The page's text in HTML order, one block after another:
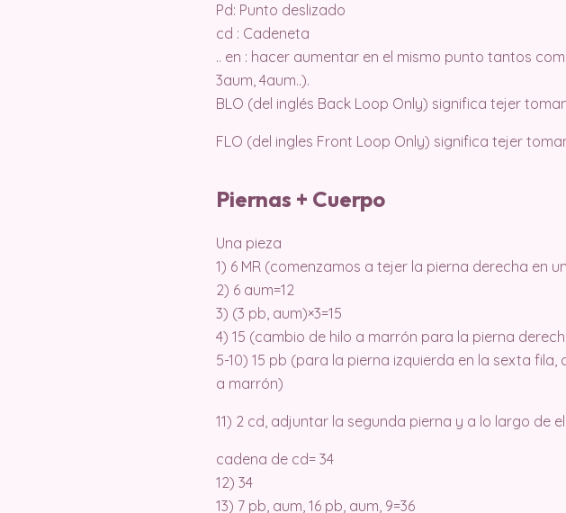
Pd: Punto deslizado
cd : Cadeneta
.. en : hacer aumentar en el mismo punto tantos
3aum, 4aum..).
BLO (del inglés Back Loop Only) significa tejer
FLO (del ingles Front Loop Only) significa tejer
Piernas + Cuerpo
Una pieza
1) 6 MR (comenzamos a tejer la pierna derecha en
2) 6 aum=12
3) (3 pb, aum)×3=15
4) 15 (cambio de hilo a marrón para la pierna
5-10) 15 pb (para la pierna izquierda en la sexta
a marrón)
11) 2 cd, adjuntar la segunda pierna y a lo largo de
cadena de cd= 34
12) 34
13) 7 pb, aum, 16 pb, aum, 9=36